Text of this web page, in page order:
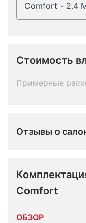
Comfort - 2.4
Стоимость
Примерные
Отзывы о
Comfort
ОБЗОР